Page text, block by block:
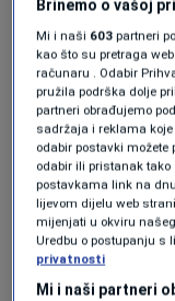
Schindlerova
čak sedam
više od tri
prijenos
Kako bi
donio
montažera,
trajanja kako
Brinemo o vašoj
Mi i naši 603 partneri
kao što su pretraga
računaru . Odabir
pružila podrška dolje
partneri obrađujemo
sadržaja i reklama
odabir postavki možete
odabir ili pristanak
postavkama link na
lijevom dijelu web
mijenjati u okviru
Uredbu o postupanju s
privatnosti
Mi i naši partneri